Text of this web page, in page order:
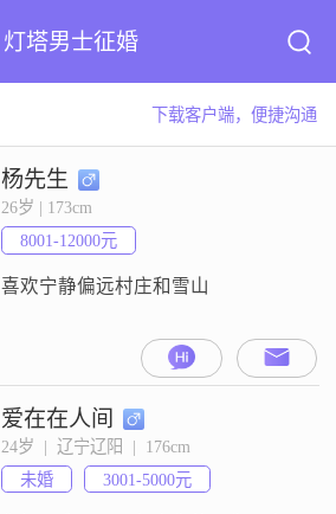
灯塔男士征婚
下载客户端，便捷沟通
杨先生
26岁 | 173cm
8001-12000元
喜欢宁静偏远村庄和雪山
爱在在人间
24岁  |  辽宁辽阳  |  176cm
未婚
3001-5000元